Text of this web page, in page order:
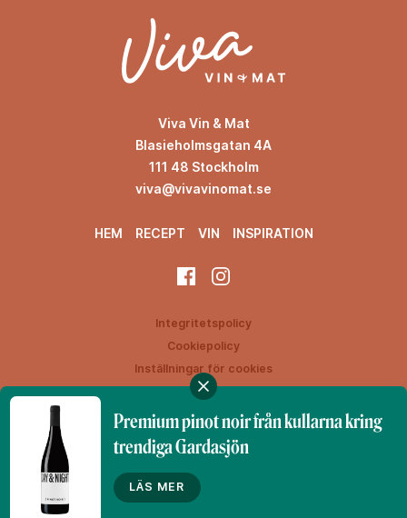
Viva Vin & Mat
Blasieholmsgatan 4A
111 48 Stockholm
viva@vivavinomat.se
HEM RECEPT VIN INSPIRATION
Integritetspolicy
Cookiepolicy
Inställningar för cookies
Denna webbplats drivs av Vinklubben i Norden AB
© 2026 vivavinomat.se
Premium pinot noir från kullarna kring
trendiga Gardasjön
LÄS MER